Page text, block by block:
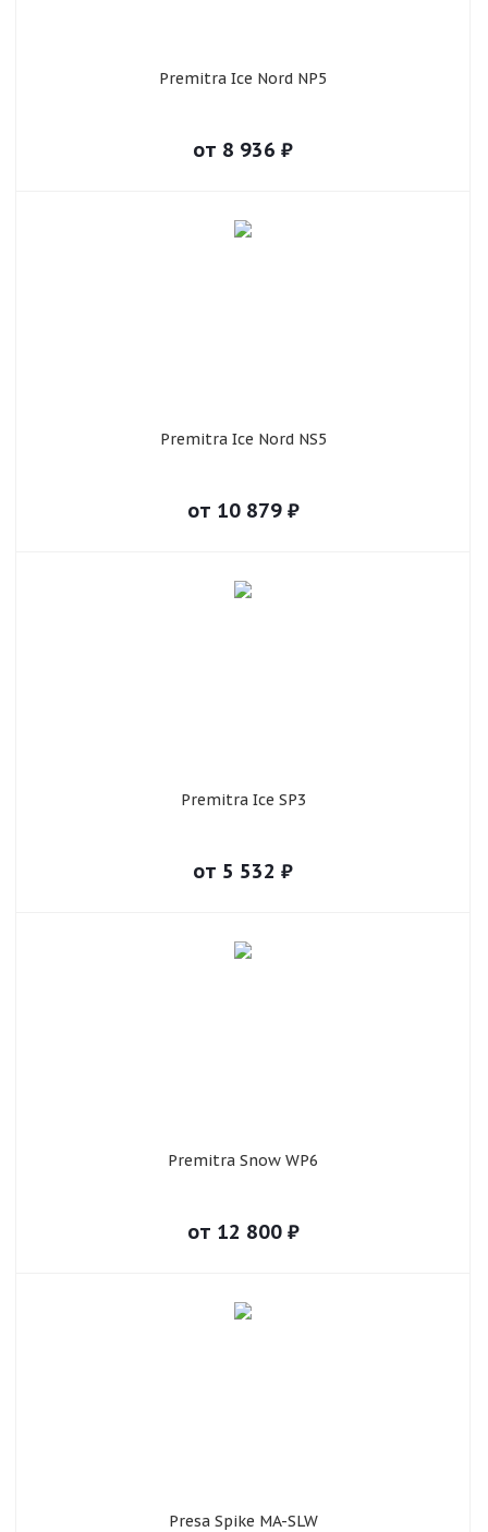
Premitra Ice Nord NP5
от 8 936 ₽
Premitra Ice Nord NS5
от 10 879₽
Premitra Ice SP3
от 5 532 ₽
Premitra Snow WP6
от 12 800₽
Presa Spike MA-SLW